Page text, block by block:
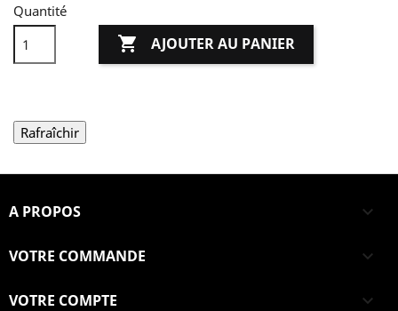
Quantité
 AJOUTER AU PANIER
A PROPOS 
VOTRE COMMANDE 
VOTRE COMPTE 